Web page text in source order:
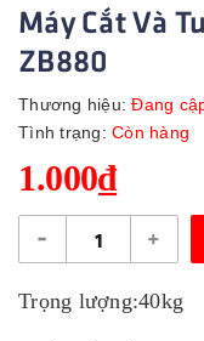
Máy Cắt Và
ZB880
Thương hiệu: Đang
Tình trạng: Còn hàng
1.000₫
- +
Trọng lượng:40kg